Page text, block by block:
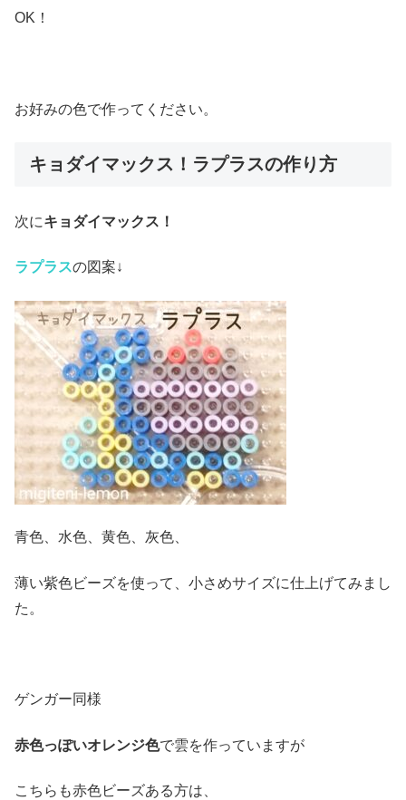
OK！
お好みの色で作ってください。
キョダイマックス！ラプラスの作り方
次にキョダイマックス！
ラプラスの図案↓
青色、水色、黄色、灰色、
薄い紫色ビーズを使って、小さめサイズに仕上げてみまし
た。
ゲンガー同様
赤色っぽいオレンジ色で雲を作っていますが
こちらも赤色ビーズある方は、